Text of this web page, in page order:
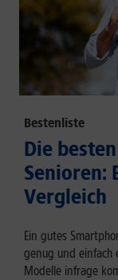
Bestenliste
Die
Senioren:
Vergleich
Ein gutes
genug und einfach
Modelle infrage